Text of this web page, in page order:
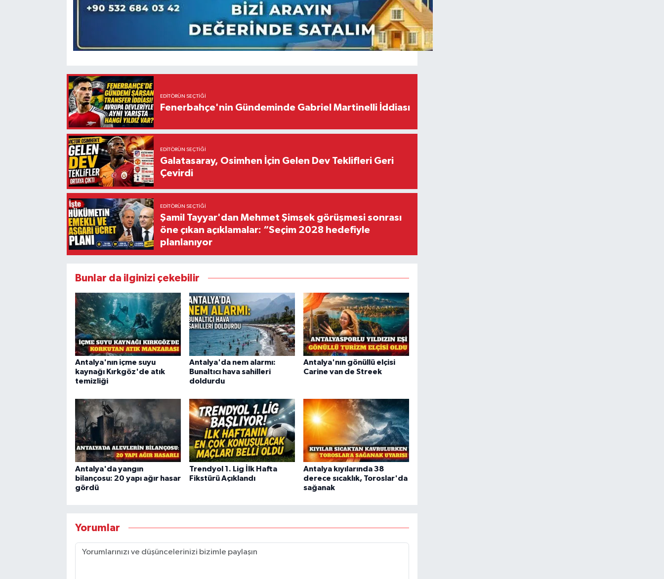
EDITÖRÜN SEÇTIĞI
Fenerbahçe'nin Gündeminde Gabriel Martinelli İddiası
EDITÖRÜN SEÇTIĞI
Galatasaray, Osimhen İçin Gelen Dev Teklifleri Geri
Çevirdi
EDITÖRÜN SEÇTIĞI
Şamil Tayyar'dan Mehmet Şimşek görüşmesi sonrası
öne çıkan açıklamalar: “Seçim 2028 hedefiyle
planlanıyor
Bunlar da ilginizi çekebilir
Antalya'nın içme suyu
kaynağı Kırkgöz'de atık
temizliği
Antalya'da nem alarmı:
Bunaltıcı hava sahilleri
doldurdu
Antalya'nın gönüllü elçisi
Carine van de Streek
Antalya'da yangın
bilançosu: 20 yapı ağır hasar
gördü
Trendyol 1. Lig İlk Hafta
Fikstürü Açıklandı
Antalya kıyılarında 38
derece sıcaklık, Toroslar'da
sağanak
Yorumlar